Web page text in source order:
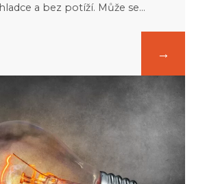
a bez potíží. Může se…